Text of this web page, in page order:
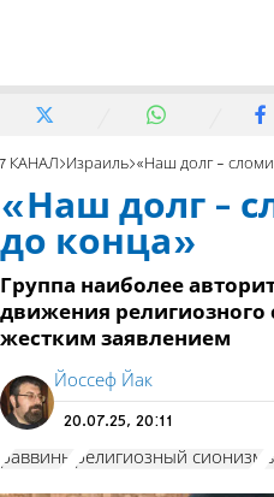
7 КАНАЛ Израиль «Наш долг -
«Наш долг -
до конца»
Группа наиболее
движения
жестким заявлением
Йоссеф Йак
20.07.25, 20:11
раввины религиозный сионизм